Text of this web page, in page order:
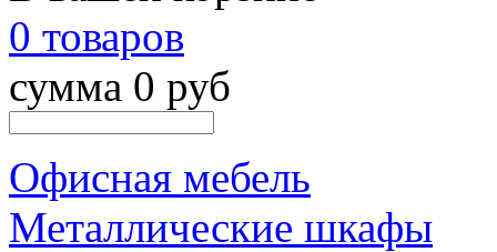
0 товаров
сумма 0 руб
Офисная мебель
Металлические шкафы